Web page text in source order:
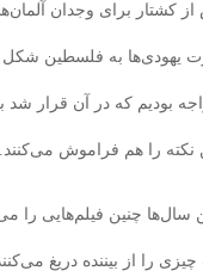
از کشتار برای وجدان
یهودی‌ها به فلسطین شکل
بودیم که در آن قرار
نکته را هم فراموش می‌کنند.
سال‌ها چنین فیلم‌هایی را
را از بیننده دریغ